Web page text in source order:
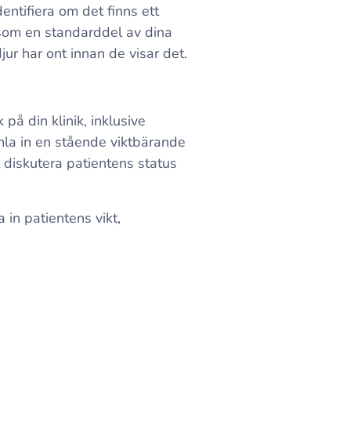
om det finns ett
en standarddel av dina
har ont innan de visar det.
på din klinik, inklusive
in en stående viktbärande
patientens status
in patientens vikt,